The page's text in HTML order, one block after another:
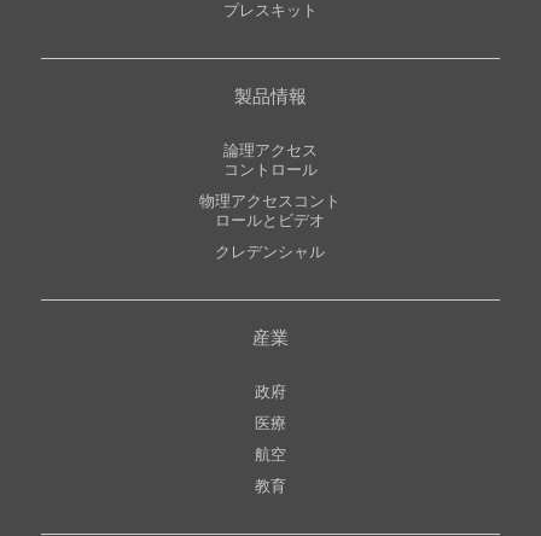
プレスキット
製品情報
論理アクセス
コントロール
物理アクセスコント
ロールとビデオ
クレデンシャル
産業
政府
医療
航空
教育